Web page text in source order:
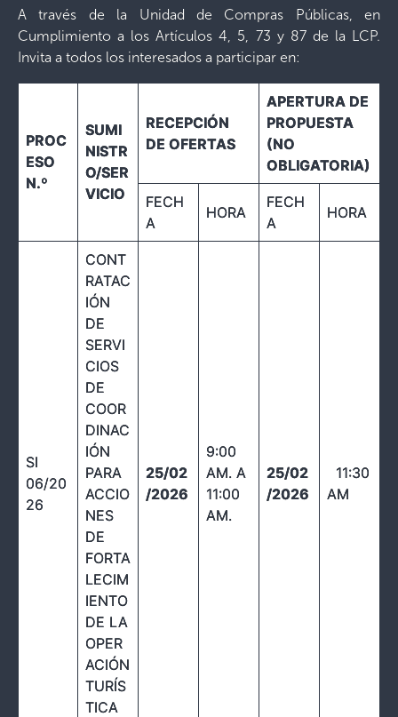
A través de la Unidad de Compras Públicas, en
Cumplimiento a los Artículos 4, 5, 73 y 87 de la LCP.
Invita a todos los interesados a participar en:
PROC
ESO
N.º
SUMI
NISTR
O/SER
VICIO
RECEPCIÓN
DE OFERTAS
APERTURA DE
PROPUESTA
(NO
OBLIGATORIA)
FECH
A
HORA
FECH
A
HORA
SI
06/20
26
CONT
RATAC
IÓN
DE
SERVI
CIOS
DE
COOR
DINAC
IÓN
PARA
ACCIO
NES
DE
FORTA
LECIM
IENTO
DE LA
OPER
ACIÓN
TURÍS
TICA
25/02
/2026
9:00
AM. A
11:00
AM.
25/02
/2026
11:30
AM